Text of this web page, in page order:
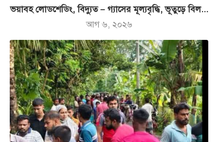
ভয়াবহ লোডশেডিং, বিদ্যুত – গ্যাসের মূল্যবৃদ্ধি, ভূতুড়ে বিল...
আগ ৬, ২০২৬